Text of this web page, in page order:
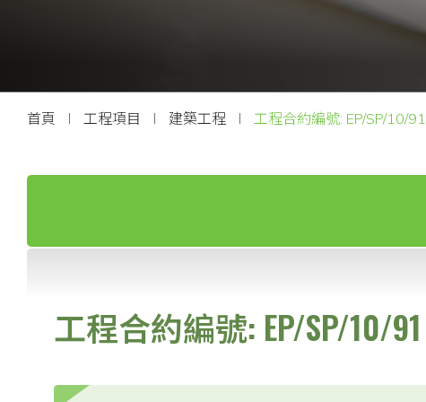
首頁 工程項目 建築工程 工程合約編號: EP/SP/10/91
工程合約編號: EP/SP/10/91